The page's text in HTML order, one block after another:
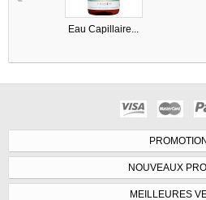
Eau Capillaire...
NOUVEAUX
MEILLEURES